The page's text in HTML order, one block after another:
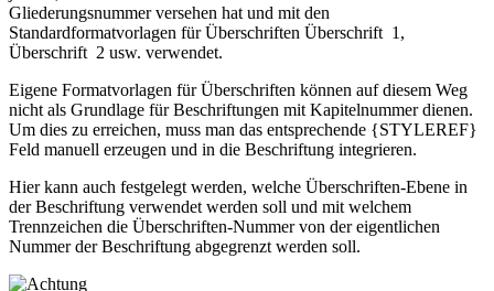
Gliederungsnummer versehen hat und mit den
Standardformatvorlagen für Überschriften Überschrift 1 ,
Überschrift 2 usw. verwendet.
Eigene Formatvorlagen für Überschriften können auf diesem Weg
nicht als Grundlage für Beschriftungen mit Kapitelnummer dienen.
Um dies zu erreichen, muss man das entsprechende {STYLEREF}
Feld manuell erzeugen und in die Beschriftung integrieren.
Hier kann auch festgelegt werden, welche Überschriften-Ebene in
der Beschriftung verwendet werden soll und mit welchem
Trennzeichen die Überschriften-Nummer von der eigentlichen
Nummer der Beschriftung abgegrenzt werden soll.